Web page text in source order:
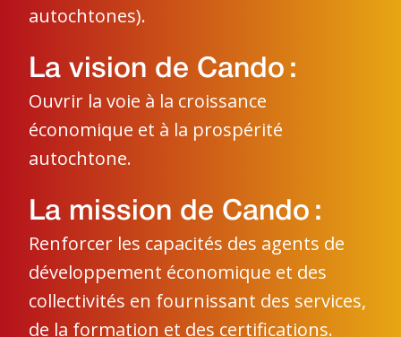
autochtones).
La vision de Cando :
Ouvrir la voie à la croissance
économique et à la prospérité
autochtone.
La mission de Cando :
Renforcer les capacités des agents de
développement économique et des
collectivités en fournissant des services,
de la formation et des certifications.